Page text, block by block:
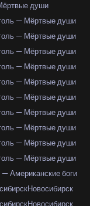
души
— Мёртвые души
— Мёртвые души
— Мёртвые души
— Мёртвые души
— Мёртвые души
— Мёртвые души
— Мёртвые души
— Мёртвые души
— Мёртвые души
— Мёртвые души
Американские боги
Новосибирск